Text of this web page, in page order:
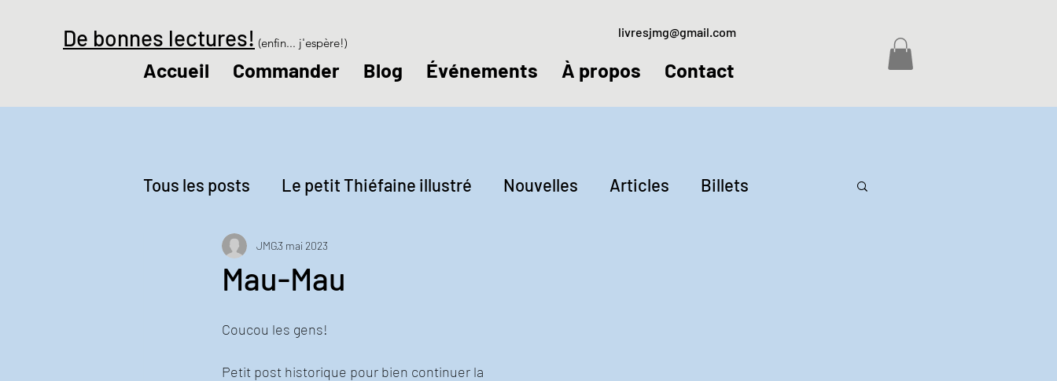
De bonnes lectures! (enfin... j'espère!)
livresjmg@gmail.com
Accueil Commander Blog Événements À propos Contact
Tous les posts Le petit Thiéfaine illustré Nouvelles Articles Billets
Revue de presse
Mau-Mau
JMG3 mai 2023
Coucou les gens!
Petit post historique pour bien continuer la